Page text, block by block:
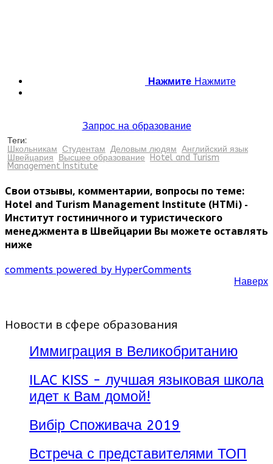
Нажмите Нажмите
Запрос на образование
Теги:
Школьникам Студентам Деловым людям Английский язык
Швейцария Высшее образование
Hotel and Turism
Management Institute
Свои отзывы, комментарии, вопросы по теме:
Hotel and Turism Management Institute (HTMi) -
Институт гостиничного и туристического
менеджмента в Швейцарии Вы можете оставлять
ниже
comments powered by HyperComments
Наверх
Новости в сфере образования
Иммиграция в Великобританию
ILAC KISS - лучшая языковая школа
идет к Вам домой!
Вибір Споживача 2019
Встреча с представителями ТОП